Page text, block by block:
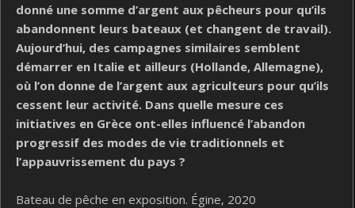
donné une somme d’argent aux pêcheurs pour qu’ils
abandonnent leurs bateaux (et changent de travail).
Aujourd’hui, des campagnes similaires semblent
démarrer en Italie et ailleurs (Hollande, Allemagne),
où l’on donne de l’argent aux agriculteurs pour qu’ils
cessent leur activité. Dans quelle mesure ces
initiatives en Grèce ont-elles influencé l’abandon
progressif des modes de vie traditionnels et
l’appauvrissement du pays ?
Bateau de pêche en exposition. Égine, 2020